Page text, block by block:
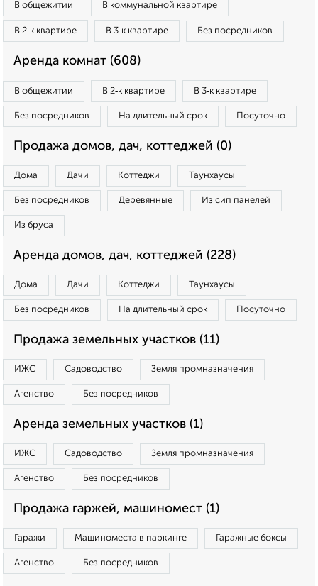
В общежитии В коммунальной квартире
В 2‑к квартире В 3‑к квартире Без посредников
Аренда комнат (608)
В общежитии В 2‑к квартире В 3‑к квартире
Без посредников На длительный срок Посуточно
Продажа домов, дач, коттеджей (0)
Дома Дачи Коттеджи Таунхаусы
Без посредников Деревянные Из сип панелей
Из бруса
Аренда домов, дач, коттеджей (228)
Дома Дачи Коттеджи Таунхаусы
Без посредников На длительный срок Посуточно
Продажа земельных участков (11)
ИЖС Садоводство Земля промназначения
Агенство Без посредников
Аренда земельных участков (1)
ИЖС Садоводство Земля промназначения
Агенство Без посредников
Продажа гаржей, машиномест (1)
Гаражи Машиноместа в паркинге Гаражные боксы
Агенство Без посредников